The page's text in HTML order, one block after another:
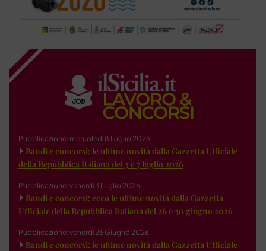
Pubblicazione: mercoledì 8 Luglio 2026
Bandi e concorsi: le ultime novità dalla Gazzetta Ufficiale
della Repubblica Italiana del 3 e 7 luglio 2026
Pubblicazione: venerdì 3 Luglio 2026
Bandi e concorsi: ecco le ultime novità dalla Gazzetta
Ufficiale della Repubblica Italiana del 26 e 30 giugno 2026
Pubblicazione: venerdì 26 Giugno 2026
Bandi e concorsi: le ultime novità dalla Gazzetta Ufficiale